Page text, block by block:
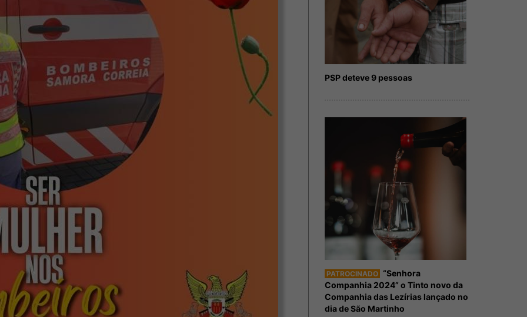
PSP deteve 9 pessoas
PATROCINADO “Senhora
Companhia 2024” o Tinto novo da
Companhia das Lezírias lançado no
dia de São Martinho